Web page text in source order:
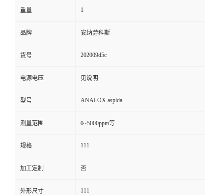
线
留
言
重量 1
品牌 安纳劳科斯
货号 202009d5c
电源电压 见说明
型号 ANALOX aspida
测量范围 0~5000ppm等
规格 111
加工定制 否
外形尺寸 111